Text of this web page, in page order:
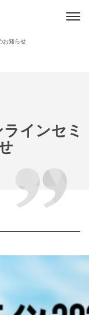
お知らせ
インセミ